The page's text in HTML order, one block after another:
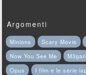
Argomenti
Minions Scary Movie
Now You See Me
M3gan
Opus
I film e le serie